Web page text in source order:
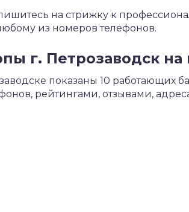
на стрижку к
из номеров телефонов.
г. Петрозаводск на
показаны 10 работающих
рейтингами, отзывами,